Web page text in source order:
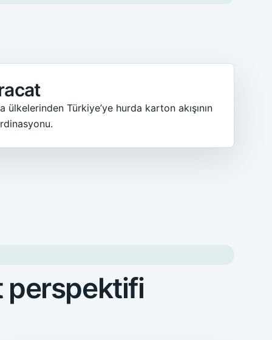
Türkiye’ye hurda karton akışının
perspektifi